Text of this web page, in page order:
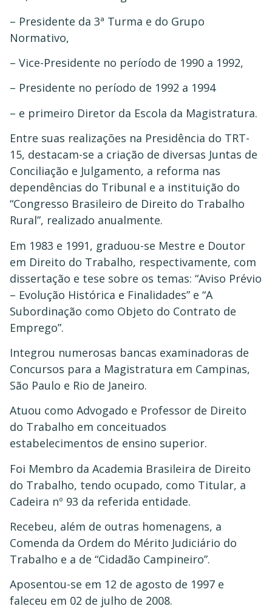
– Presidente da 3ª Turma e do Grupo
Normativo,
– Vice-Presidente no período de 1990 a 1992,
– Presidente no período de 1992 a 1994
– e primeiro Diretor da Escola da Magistratura.
Entre suas realizações na Presidência do TRT-
15, destacam-se a criação de diversas Juntas de
Conciliação e Julgamento, a reforma nas
dependências do Tribunal e a instituição do
“Congresso Brasileiro de Direito do Trabalho
Rural”, realizado anualmente.
Em 1983 e 1991, graduou-se Mestre e Doutor
em Direito do Trabalho, respectivamente, com
dissertação e tese sobre os temas: “Aviso Prévio
– Evolução Histórica e Finalidades” e “A
Subordinação como Objeto do Contrato de
Emprego”.
Integrou numerosas bancas examinadoras de
Concursos para a Magistratura em Campinas,
São Paulo e Rio de Janeiro.
Atuou como Advogado e Professor de Direito
do Trabalho em conceituados
estabelecimentos de ensino superior.
Foi Membro da Academia Brasileira de Direito
do Trabalho, tendo ocupado, como Titular, a
Cadeira nº 93 da referida entidade.
Recebeu, além de outras homenagens, a
Comenda da Ordem do Mérito Judiciário do
Trabalho e a de “Cidadão Campineiro”.
Aposentou-se em 12 de agosto de 1997 e
faleceu em 02 de julho de 2008.